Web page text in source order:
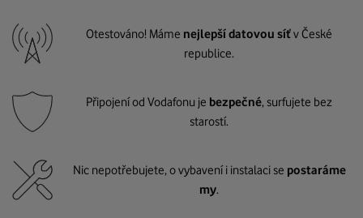
Otestováno! Máme nejlepší datovou síťv České
republice.
Připojení od Vodafonu je bezpečné, surfujete bez
starostí.
Nic nepotřebujete, o vybavení i instalaci se postaráme
my.